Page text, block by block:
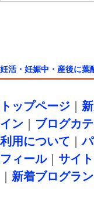
妊活・妊娠中・産後に葉
トップページ
イン
ブログカ
利用について ｜
フィール｜ サイ
新着ブログラ